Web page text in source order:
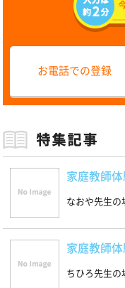
お電話での登録
家庭教師体
なおや先生の
家庭教師体
ちひろ先生の